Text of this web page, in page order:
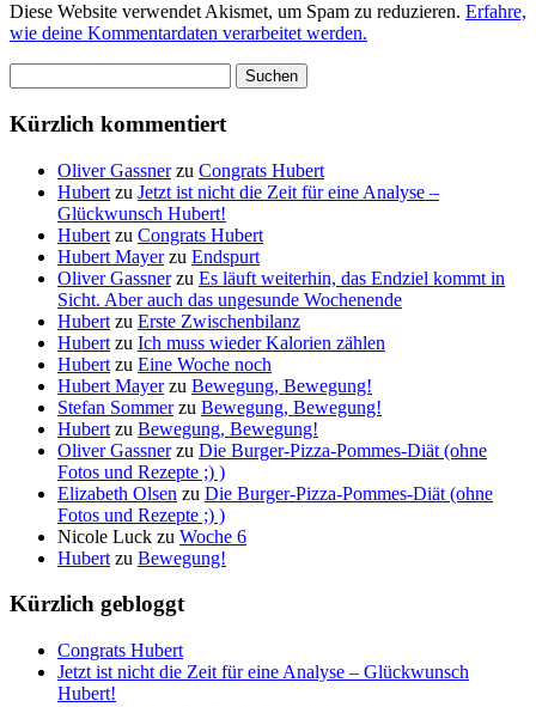
Diese Website verwendet Akismet, um Spam zu reduzieren. Erfahre,
wie deine Kommentardaten verarbeitet werden.
nach:
Kürzlich kommentiert
Oliver Gassnerzu Congrats Hubert
Hubert zu Jetzt ist nicht die Zeit für eine Analyse –
Glückwunsch Hubert!
Hubert zu Congrats Hubert
Hubert Mayerzu Endspurt
Oliver Gassnerzu Es läuft weiterhin, das Endziel kommt in
Sicht. Aber auch das ungesunde Wochenende
Hubert zu Erste Zwischenbilanz
Hubert zu Ich muss wieder Kalorien zählen
Hubert zu Eine Woche noch
Hubert Mayerzu Bewegung, Bewegung!
Stefan Sommerzu Bewegung, Bewegung!
Hubert zu Bewegung, Bewegung!
Oliver Gassnerzu Die Burger-Pizza-Pommes-Diät (ohne
Fotos und Rezepte ;) )
Elizabeth Olsen zu Die Burger-Pizza-Pommes-Diät (ohne
Fotos und Rezepte ;) )
Nicole Luck zu Woche 6
Hubert zu Bewegung!
Kürzlich gebloggt
Congrats Hubert
Jetzt ist nicht die Zeit für eine Analyse – Glückwunsch
Hubert!